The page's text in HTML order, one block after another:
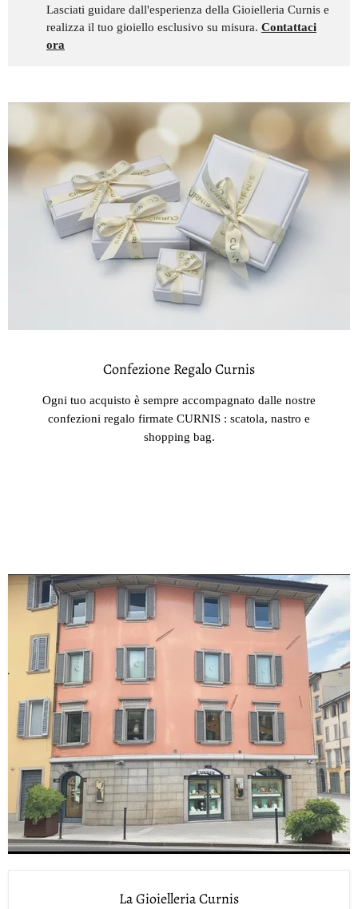
Lasciati guidare dall'esperienza della Gioielleria Curnis e
realizza il tuo gioiello esclusivo su misura. Contattaci
ora
Confezione Regalo Curnis
Ogni tuo acquisto è sempre accompagnato dalle nostre
confezioni regalo firmate CURNIS : scatola, nastro e
shopping bag.
La Gioielleria Curnis